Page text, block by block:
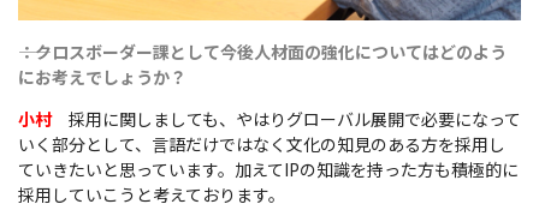
――：クロスボーダー課として今後人材面の強化についてはどのよう
にお考えでしょうか？
小村採用に関しましても、やはりグローバル展開で必要になって
いく部分として、言語だけではなく文化の知見のある方を採用し
ていきたいと思っています。加えてIPの知識を持った方も積極的に
採用していこうと考えております。